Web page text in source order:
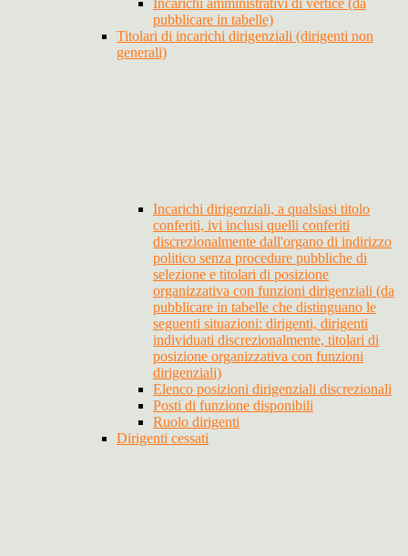
Incarichi amministrativi di vertice (da
pubblicare in tabelle)
Titolari di incarichi dirigenziali (dirigenti non
generali)
Incarichi dirigenziali, a qualsiasi titolo
conferiti, ivi inclusi quelli conferiti
discrezionalmente dall'organo di indirizzo
politico senza procedure pubbliche di
selezione e titolari di posizione
organizzativa con funzioni dirigenziali (da
pubblicare in tabelle che distinguano le
seguenti situazioni: dirigenti, dirigenti
individuati discrezionalmente, titolari di
posizione organizzativa con funzioni
dirigenziali)
Elenco posizioni dirigenziali discrezionali
Posti di funzione disponibili
Ruolo dirigenti
Dirigenti cessati